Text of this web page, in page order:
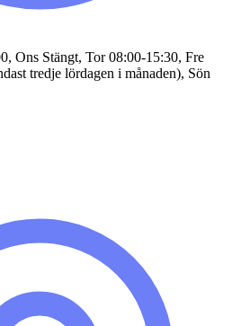
Ons Stängt, Tor 08:00-15:30, Fre
tredje lördagen i månaden), Sön